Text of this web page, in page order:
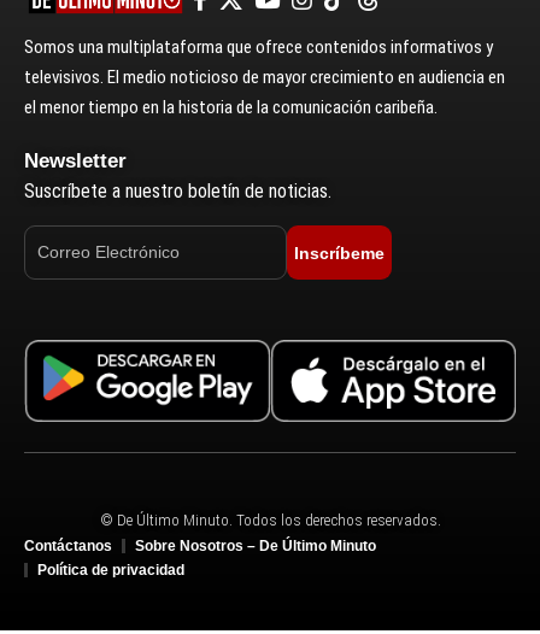
Somos una multiplataforma que ofrece contenidos informativos y
televisivos. El medio noticioso de mayor crecimiento en audiencia en
el menor tiempo en la historia de la comunicación caribeña.
Newsletter
Suscríbete a nuestro boletín de noticias.
Inscríbeme
© De Último Minuto. Todos los derechos reservados.
Contáctanos
Sobre Nosotros – De Último Minuto
Política de privacidad